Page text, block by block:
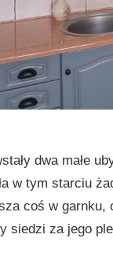
dwa małe
w tym starciu
coś w garnku,
siedzi za jego